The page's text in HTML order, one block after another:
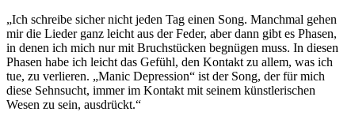
„Ich schreibe sicher nicht jeden Tag einen Song. Manchmal gehen
mir die Lieder ganz leicht aus der Feder, aber dann gibt es Phasen,
in denen ich mich nur mit Bruchstücken begnügen muss. In diesen
Phasen habe ich leicht das Gefühl, den Kontakt zu allem, was ich
tue, zu verlieren. „Manic Depression“ ist der Song, der für mich
diese Sehnsucht, immer im Kontakt mit seinem künstlerischen
Wesen zu sein, ausdrückt.“